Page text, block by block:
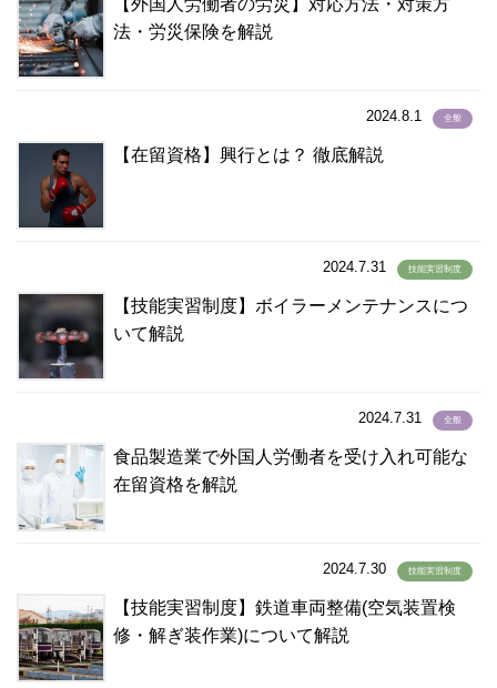
【外国人労働者の労災】対応方法・対策方
法・労災保険を解説
2024.8.1 全般
【在留資格】興行とは？ 徹底解説
2024.7.31 技能実習制度
【技能実習制度】ボイラーメンテナンスにつ
いて解説
2024.7.31 全般
食品製造業で外国人労働者を受け入れ可能な
在留資格を解説
2024.7.30 技能実習制度
【技能実習制度】鉄道車両整備(空気装置検
修・解ぎ装作業)について解説